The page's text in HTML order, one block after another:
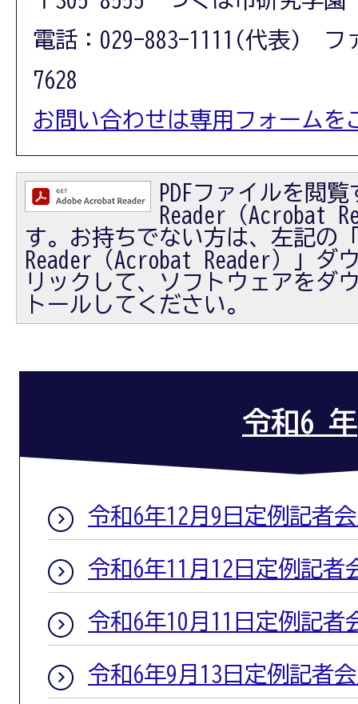
電話：029-883-1111(代表) フ
7628
お問い合わせは専用フォームを
PDFファイルを閲
Reader（Acrobat
す。お持ちでない方は、左記の
Reader（Acrobat Reader）」ダ
リックして、ソフトウェアをダ
トールしてください。
令和6 年
令和6年12月9日定例記者
令和6年11月12日定例記者
令和6年10月11日定例記者
令和6年9月13日定例記者